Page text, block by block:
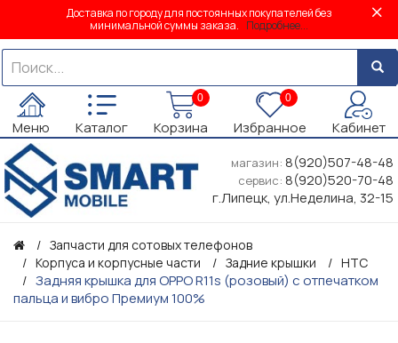
Доставка по городу для постоянных покупателей без
минимальной суммы заказа. Подробнее...
Меню Каталог
0
Корзина
0
Избранное Кабинет
магазин: 8(920)507-48-48
сервис: 8(920)520-70-48
г.Липецк, ул.Неделина, 32-15
Запчасти для сотовых телефонов
Корпуса и корпусные части
Задние крышки HTC
Задняя крышка для OPPO R11s (розовый) с отпечатком
пальца и вибро Премиум 100%